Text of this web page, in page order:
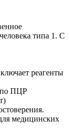
типа 1. С
медицинских